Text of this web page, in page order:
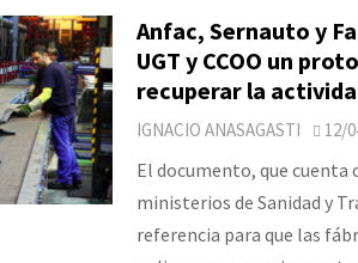
Anfac, Sernauto y
UGT y CCOO un
recuperar la
IGNACIO ANASAGASTI 12/
El documento, que cuenta
ministerios de Sanidad y
referencia para que las